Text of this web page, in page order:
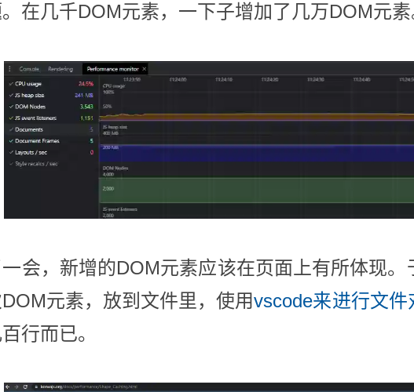
在几千DOM元素，一下子增加了几万DOM元素
会，新增的DOM元素应该在页面上有所体现。
元素，放到文件里，使用vscode来进行文件
行而已。